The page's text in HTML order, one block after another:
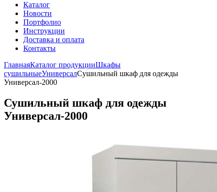
Каталог
Новости
Портфолио
Инструкции
Доставка и оплата
Контакты
ГлавнаяКаталог продукцииШкафы
сушильныеУниверсалСушильный шкаф для одежды
Универсал-2000
Сушильный шкаф для одежды
Универсал-2000